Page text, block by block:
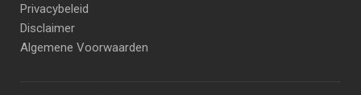
Privacybeleid
Disclaimer
Algemene Voorwaarden